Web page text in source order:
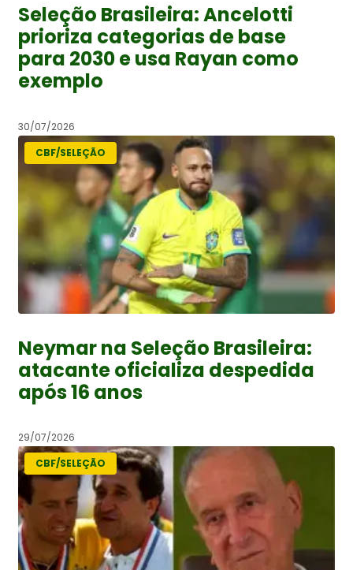
Seleção Brasileira: Ancelotti
prioriza categorias de base
para 2030 e usa Rayan como
exemplo
30/07/2026
CBF/SELEÇÃO
Neymar na Seleção Brasileira:
atacante oficializa despedida
após 16 anos
29/07/2026
CBF/SELEÇÃO